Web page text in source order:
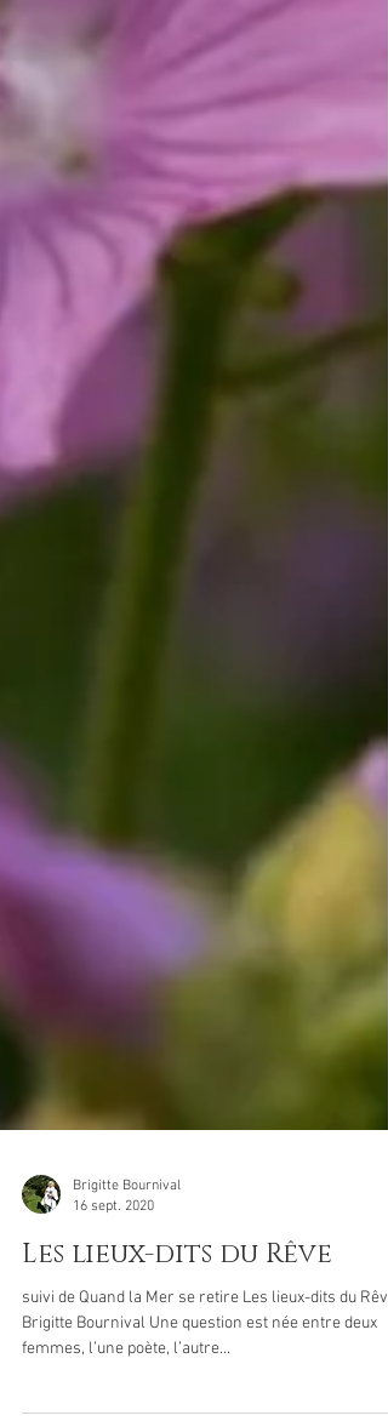
Brigitte Bournival
Les lieux-dits du Rêve